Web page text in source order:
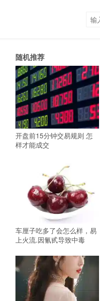
随机推荐
开盘前15分钟交易规则 怎
样才能成交
车厘子吃多了会怎么样，易
上火流.因氰甙导致中毒